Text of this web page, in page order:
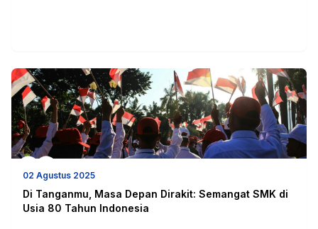
02 Agustus 2025
Di Tanganmu, Masa Depan Dirakit: Semangat SMK di
Usia 80 Tahun Indonesia